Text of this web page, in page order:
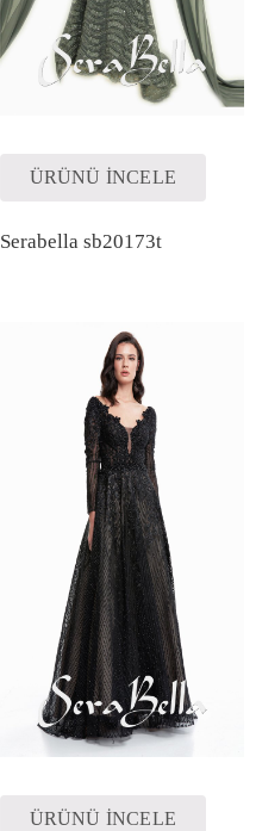
ÜRÜNÜ İNCELE
Serabella sb20173t
ÜRÜNÜ İNCELE